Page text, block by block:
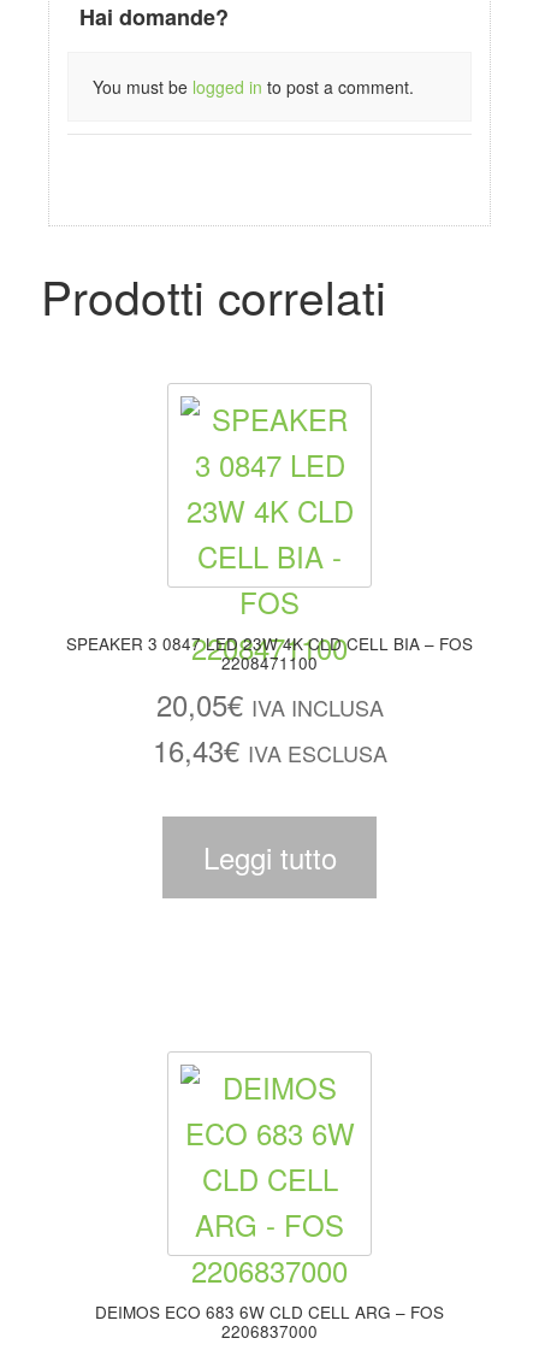
Hai domande?
You must be logged in to post a comment.
Prodotti correlati
SPEAKER 3 0847 LED 23W 4K CLD CELL BIA – FOS
2208471100
20,05€ IVA INCLUSA
16,43€ IVA ESCLUSA
Leggi tutto
DEIMOS ECO 683 6W CLD CELL ARG – FOS
2206837000